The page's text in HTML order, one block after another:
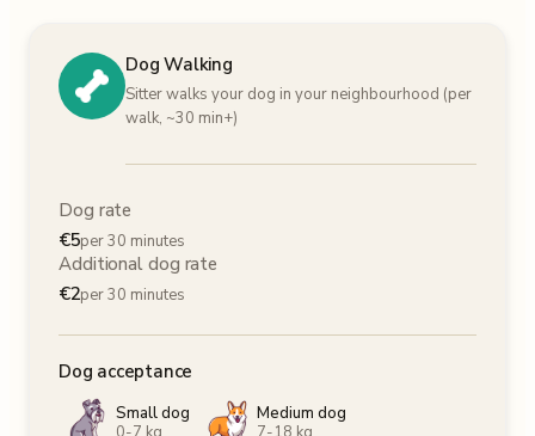
Dog Walking
Sitter walks your dog in your neighbourhood (per
walk, ~30 min+)
Dog rate
€5per 30 minutes
Additional dog rate
€2per 30 minutes
Dog acceptance
Small dog
Medium dog